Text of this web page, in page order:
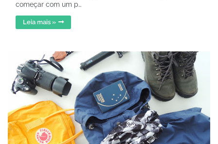
começar com um p…
Leia mais »